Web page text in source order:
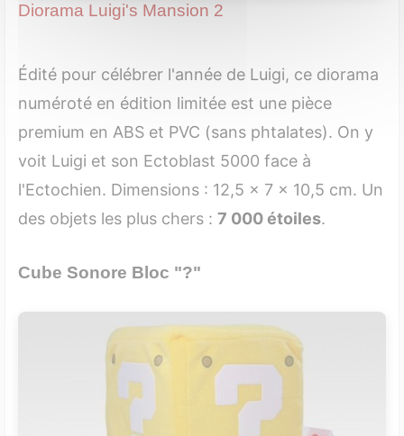
Diorama Luigi's Mansion 2
Édité pour célébrer l'année de Luigi, ce diorama
numéroté en édition limitée est une pièce
premium en ABS et PVC (sans phtalates). On y
voit Luigi et son Ectoblast 5000 face à
l'Ectochien. Dimensions : 12,5 x 7 x 10,5 cm. Un
des objets les plus chers : 7 000 étoiles.
Cube Sonore Bloc "?"